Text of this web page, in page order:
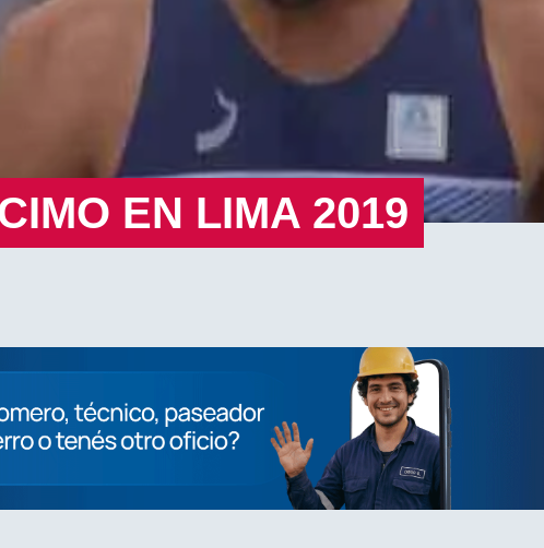
EN LIMA 2019